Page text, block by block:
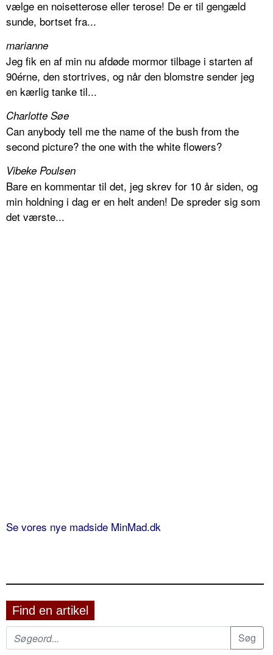
vælge en noisetterose eller terose! De er til gengæld
sunde, bortset fra...
marianne
Jeg fik en af min nu afdøde mormor tilbage i starten af
90érne, den stortrives, og når den blomstre sender jeg
en kærlig tanke til...
Charlotte Søe
Can anybody tell me the name of the bush from the
second picture? the one with the white flowers?
Vibeke Poulsen
Bare en kommentar til det, jeg skrev for 10 år siden, og
min holdning i dag er en helt anden! De spreder sig som
det værste...
Se vores nye madside MinMad.dk
Find en artikel